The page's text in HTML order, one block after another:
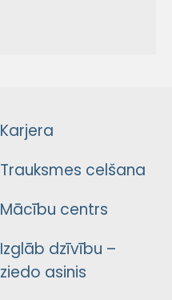
Karjera
Trauksmes celšana
Mācību centrs
Izglāb dzīvību –
ziedo asinis